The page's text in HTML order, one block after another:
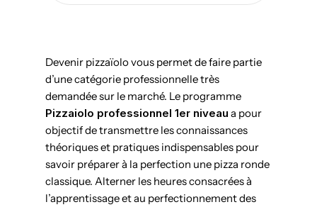
Devenir pizzaïolo vous permet de faire partie
d’une catégorie professionnelle très
demandée sur le marché. Le programme
Pizzaiolo professionnel 1er niveau a pour
objectif de transmettre les connaissances
théoriques et pratiques indispensables pour
savoir préparer à la perfection une pizza ronde
classique. Alterner les heures consacrées à
l’apprentissage et au perfectionnement des